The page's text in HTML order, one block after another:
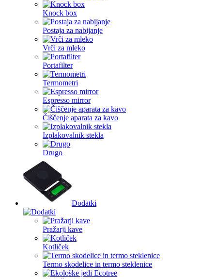
Knock box
Postaja za nabijanje
Vrči za mleko
Portafilter
Termometri
Espresso mirror
Čiščenje aparata za kavo
Izplakovalnik stekla
Drugo
Dodatki
Pražarji kave
Kotliček
Termo skodelice in termo steklenice